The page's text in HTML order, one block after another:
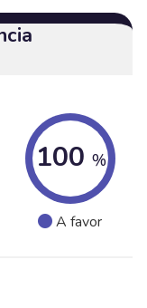
100 %
A favor